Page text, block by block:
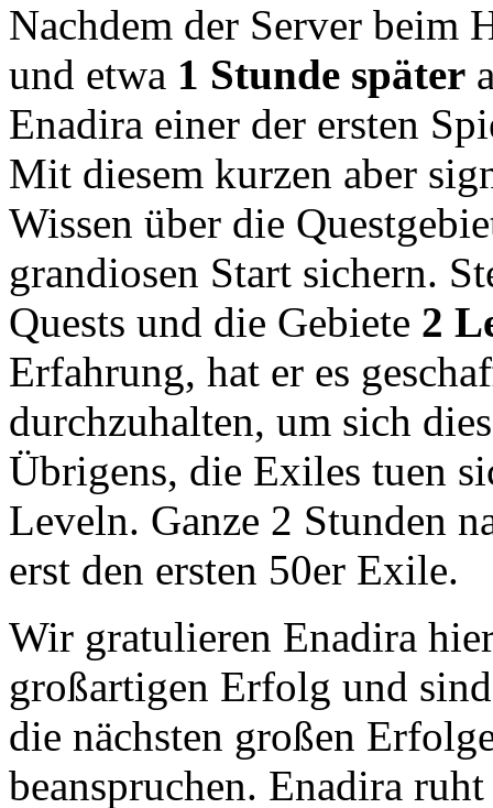
Nachdem der Server beim
und etwa 1 Stunde später
Enadira einer der ersten
Mit diesem kurzen aber
Wissen über die
grandiosen Start sichern.
Quests und die Gebiete 2
Erfahrung, hat er es
durchzuhalten, um sich
Übrigens, die Exiles tuen
Leveln. Ganze 2 Stunden
erst den ersten 50er Exile.
Wir gratulieren Enadira
großartigen Erfolg und
die nächsten großen
beanspruchen. Enadira